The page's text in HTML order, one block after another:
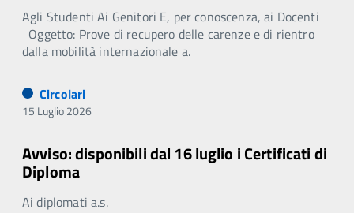
Agli Studenti Ai Genitori E, per conoscenza, ai Docenti
Oggetto: Prove di recupero delle carenze e di rientro
dalla mobilità internazionale a.
Circolari
15 Luglio 2026
Avviso: disponibili dal 16 luglio i Certificati di
Diploma
Ai diplomati a.s.